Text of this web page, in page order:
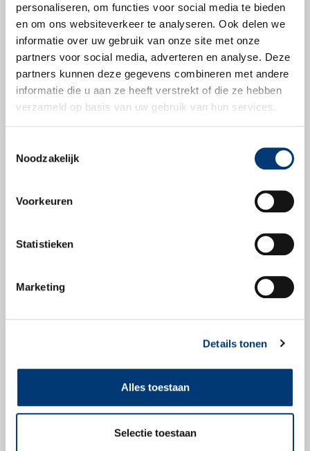
personaliseren, om functies voor social media te bieden
en om ons websiteverkeer te analyseren. Ook delen we
informatie over uw gebruik van onze site met onze
partners voor social media, adverteren en analyse. Deze
partners kunnen deze gegevens combineren met andere
informatie die u aan ze heeft verstrekt of die ze hebben
verzameld op basis van uw gebruik van hun services.
Noodzakelijk
Voorkeuren
Statistieken
Marketing
Details tonen
Alles toestaan
Selectie toestaan
Productbladen
Productblad
Veiligheidsbladen
Check snel of dit
product geschikt is
voor jouw voertuig.